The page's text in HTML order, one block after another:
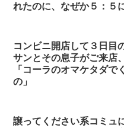
れたのに、なぜか５：５
コンビニ開店して３日目
サンとその息子がご来店
「コーラのオマケタダ
の」
譲ってください系コミュ